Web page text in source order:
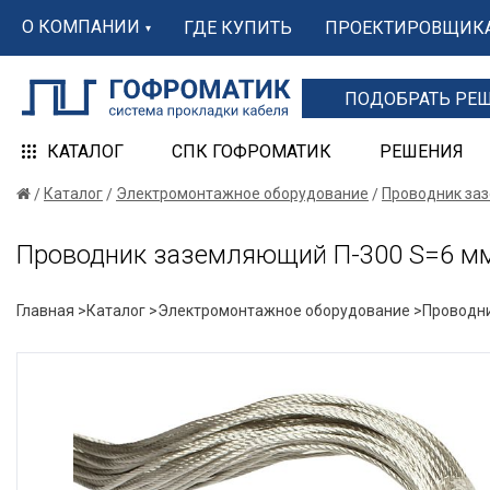
О КОМПАНИИ ГДЕ КУПИТЬ
ПОДОБРАТЬ
КАТАЛОГ СПК ГОФРОМАТИК РЕШЕНИЯ
Каталог Электромонтажное оборудование Проводник
Проводник заземляющий П-300 S=6
Главная >Каталог >Электромонтажное оборудование >